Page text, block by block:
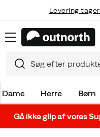
Levering
Dame Herre Børn
Gå ikke glip af vores